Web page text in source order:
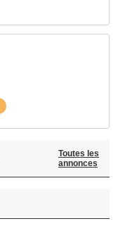
Toutes les
annonces